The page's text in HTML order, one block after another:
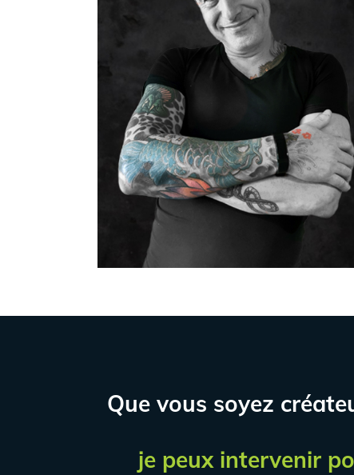
Que vous soyez
je peux intervenir